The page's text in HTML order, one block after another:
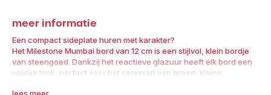
cm
aantal
meer informatie
Een compact sideplate huren met karakter?
Het Milestone Mumbai bord van 12 cm is een stijlvol, klein bordje
van steengoed. Dankzij het reactieve glazuur heeft elk bord een
unieke look, perfect voor het serveren van brood, kleine